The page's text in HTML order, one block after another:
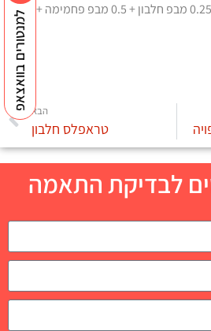
0.25 מבפ חלבון + 0.5 מבפ פחמימה +
הבא
טראפלס חלבון
לבדיקת התאמה
למנטורים בוואצאפ